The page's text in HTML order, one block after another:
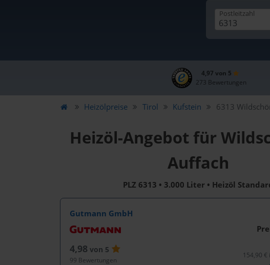
Postleitzahl
4,97 von 5
273 Bewertungen
Heizölpreise Tirol Kufstein 6313
Heizöl-Angebot für
Auffach
PLZ 6313 • 3.000 Liter • Heizöl
Gutmann GmbH
4,98 von 5
99 Bewertungen
154,90